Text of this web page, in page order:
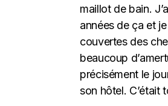
maillot de bain.
années de ça et
couvertes des
beaucoup
précisément le
son hôtel. C’était